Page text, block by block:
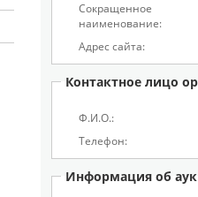
Сокращенное
наименование:
Адрес сайта:
Контактное лицо
Ф.И.О.:
Телефон:
Информация об